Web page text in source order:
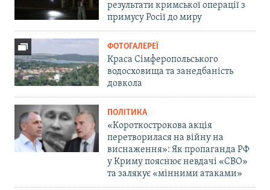
результати кримської операції з
примусу Росії до миру
ФОТОГАЛЕРЕЇ
Краса Сімферопольського
водосховища та занедбаність
довкола
ПОЛІТИКА
«Короткострокова акція
перетворилася на війну на
виснаження»: Як пропаганда РФ
у Криму пояснює невдачі «СВО»
та залякує «мінними атаками»